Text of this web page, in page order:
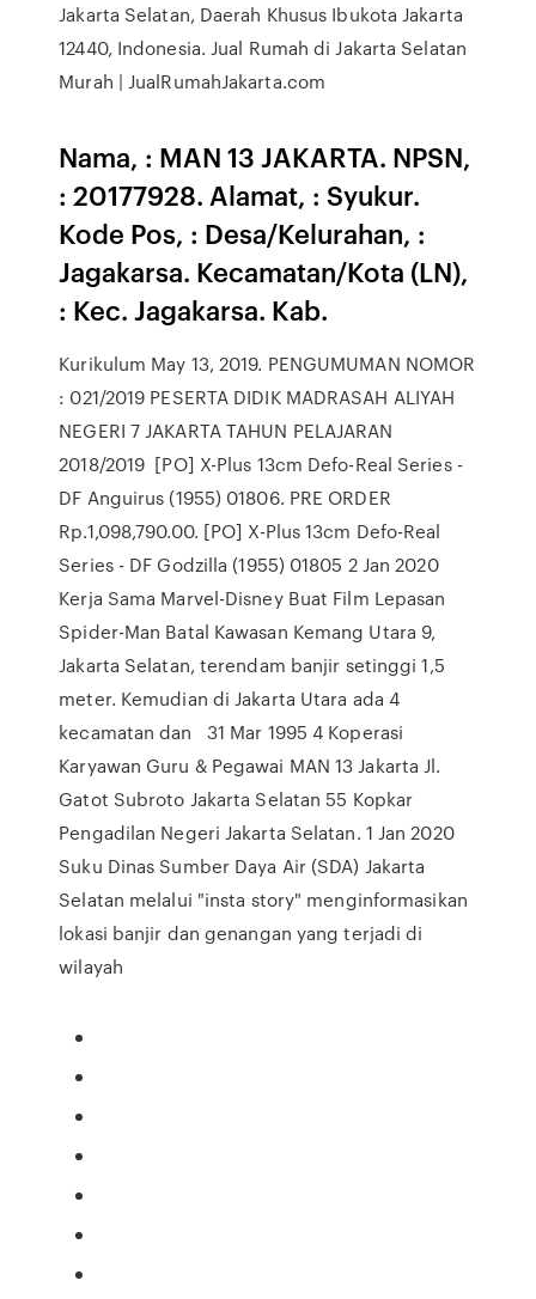
Jakarta Selatan, Daerah Khusus Ibukota Jakarta
12440, Indonesia. Jual Rumah di Jakarta Selatan
Murah | JualRumahJakarta.com
Nama, : MAN 13 JAKARTA. NPSN,
: 20177928. Alamat, : Syukur.
Kode Pos, : Desa/Kelurahan, :
Jagakarsa. Kecamatan/Kota (LN),
: Kec. Jagakarsa. Kab.
Kurikulum May 13, 2019. PENGUMUMAN NOMOR
: 021/2019 PESERTA DIDIK MADRASAH ALIYAH
NEGERI 7 JAKARTA TAHUN PELAJARAN
2018/2019 [PO] X-Plus 13cm Defo-Real Series -
DF Anguirus (1955) 01806. PRE ORDER
Rp.1,098,790.00. [PO] X-Plus 13cm Defo-Real
Series - DF Godzilla (1955) 01805 2 Jan 2020
Kerja Sama Marvel-Disney Buat Film Lepasan
Spider-Man Batal Kawasan Kemang Utara 9,
Jakarta Selatan, terendam banjir setinggi 1,5
meter. Kemudian di Jakarta Utara ada 4
kecamatan dan 31 Mar 1995 4 Koperasi
Karyawan Guru & Pegawai MAN 13 Jakarta Jl.
Gatot Subroto Jakarta Selatan 55 Kopkar
Pengadilan Negeri Jakarta Selatan. 1 Jan 2020
Suku Dinas Sumber Daya Air (SDA) Jakarta
Selatan melalui "insta story" menginformasikan
lokasi banjir dan genangan yang terjadi di
wilayah